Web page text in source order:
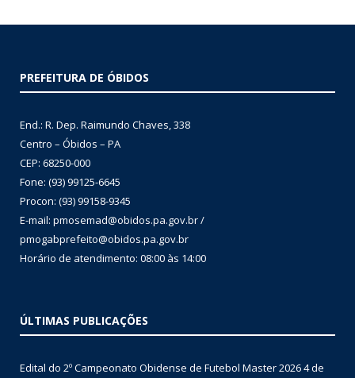
PREFEITURA DE ÓBIDOS
End.: R. Dep. Raimundo Chaves, 338
Centro – Óbidos – PA
CEP: 68250-000
Fone: (93) 99125-6645
Procon: (93) 99158-9345
E-mail: pmosemad@obidos.pa.gov.br /
pmogabprefeito@obidos.pa.gov.br
Horário de atendimento: 08:00 às 14:00
ÚLTIMAS PUBLICAÇÕES
Edital do 2º Campeonato Obidense de Futebol Master 20264 de